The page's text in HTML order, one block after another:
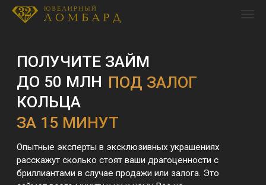
Лучшие условия.
Ставка от 0,1% в день
Опытные эксперты в эксклюзивных украшениях
бриллиантами в случае продажи или залога. Это
обязывает
ДО 50 МЛН ПОД ЗАЛОГ
ЗА 15 МИНУТ